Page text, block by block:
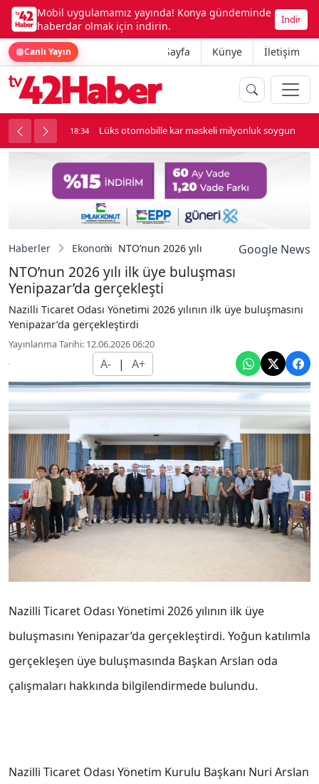
Mobil uygulamamız yayında! Konya gündeminde
haberdar olmak için indirin.
İndir
Canlı Yayın Ana Sayfa Künye İletişim
kavga çıktı 18:34 Lüks otomobille kar maskeli milyonluk soygun
Haberler Ekonomi NTO’nun 2026 yılı ilk üye buluşması
Google News
NTO’nun 2026 yılı ilk üye buluşması
Yenipazar’da gerçekleşti
Nazilli Ticaret Odası Yönetimi 2026 yılının ilk üye buluşmasını
Yenipazar’da gerçekleştirdi
Yayınlanma Tarihi: 12.06.2026 06:20
A- | A+
Nazilli Ticaret Odası Yönetimi 2026 yılının ilk üye
buluşmasını Yenipazar’da gerçekleştirdi. Yoğun katılımla
gerçekleşen üye buluşmasında Başkan Arslan oda
çalışmaları hakkında bilgilendirmede bulundu.
Nazilli Ticaret Odası Yönetim Kurulu Başkanı Nuri Arslan